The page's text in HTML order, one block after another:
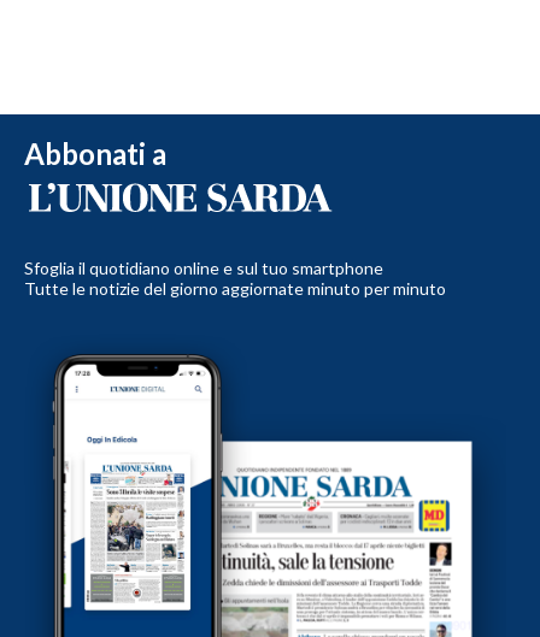
Abbonati a
Sfoglia il quotidiano online e sul tuo smartphone
Tutte le notizie del giorno aggiornate minuto per minuto